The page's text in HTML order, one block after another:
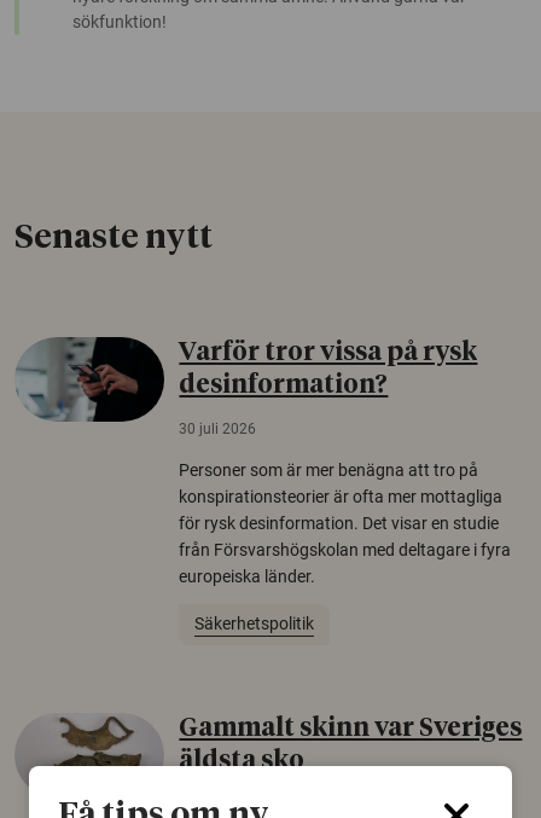
sökfunktion!
Senaste nytt
Varför tror vissa på rysk
desinformation?
30 juli 2026
Personer som är mer benägna att tro på
konspirationsteorier är ofta mer mottagliga
för rysk desinformation. Det visar en studie
från Försvarshögskolan med deltagare i fyra
europeiska länder.
Säkerhetspolitik
Gammalt skinn var Sveriges
äldsta sko
22 juni 2026